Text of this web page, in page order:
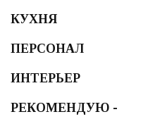
КУХНЯ
ПЕРСОНАЛ
ИНТЕРЬЕР
РЕКОМЕНДУЮ -